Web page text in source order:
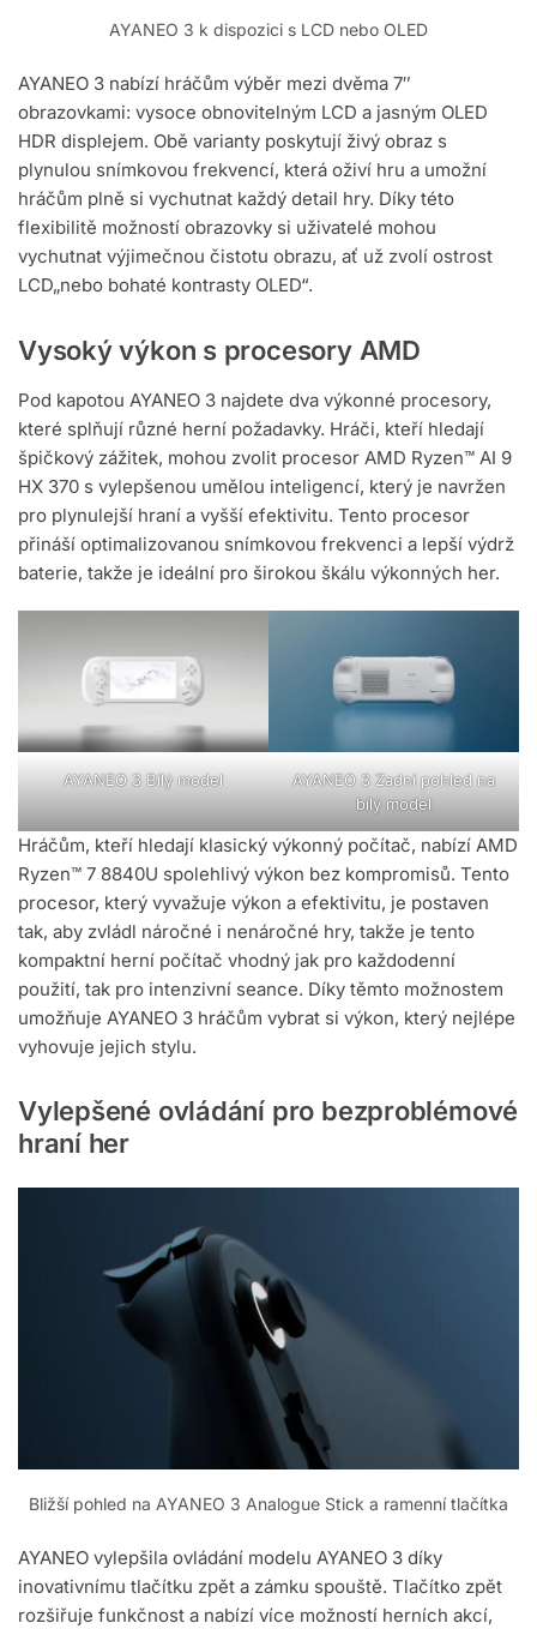
AYANEO 3 k dispozici s LCD nebo OLED
AYANEO 3 nabízí hráčům výběr mezi dvěma 7″
obrazovkami: vysoce obnovitelným LCD a jasným OLED
HDR displejem. Obě varianty poskytují živý obraz s
plynulou snímkovou frekvencí, která oživí hru a umožní
hráčům plně si vychutnat každý detail hry. Díky této
flexibilitě možností obrazovky si uživatelé mohou
vychutnat výjimečnou čistotu obrazu, ať už zvolí ostrost
LCD„nebo bohaté kontrasty OLED“.
Vysoký výkon s procesory AMD
Pod kapotou AYANEO 3 najdete dva výkonné procesory,
které splňují různé herní požadavky. Hráči, kteří hledají
špičkový zážitek, mohou zvolit procesor AMD Ryzen™ AI 9
HX 370 s vylepšenou umělou inteligencí, který je navržen
pro plynulejší hraní a vyšší efektivitu. Tento procesor
přináší optimalizovanou snímkovou frekvenci a lepší výdrž
baterie, takže je ideální pro širokou škálu výkonných her.
AYANEO 3 Bílý model
AYANEO 3 Zadní pohled na
bílý model
Hráčům, kteří hledají klasický výkonný počítač, nabízí AMD
Ryzen™ 7 8840U spolehlivý výkon bez kompromisů. Tento
procesor, který vyvažuje výkon a efektivitu, je postaven
tak, aby zvládl náročné i nenáročné hry, takže je tento
kompaktní herní počítač vhodný jak pro každodenní
použití, tak pro intenzivní seance. Díky těmto možnostem
umožňuje AYANEO 3 hráčům vybrat si výkon, který nejlépe
vyhovuje jejich stylu.
Vylepšené ovládání pro bezproblémové
hraní her
Bližší pohled na AYANEO 3 Analogue Stick a ramenní tlačítka
AYANEO vylepšila ovládání modelu AYANEO 3 díky
inovativnímu tlačítku zpět a zámku spouště. Tlačítko zpět
rozšiřuje funkčnost a nabízí více možností herních akcí,